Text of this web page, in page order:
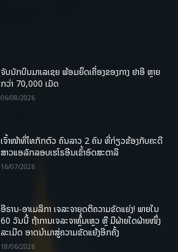
ຈັບນັກບິນມາເລເຊຍ ພ້ອມຍຶດເຄື່ອງຂອງກາງ ຢາອີ ຫຼາຍ
ກວ່າ 70,000 ເມັດ
06/08/2026
ເຈົ້າໜ້າທີ່ໄທກັກຕົວ ຄົນລາວ 2 ຄົນ ທີ່ກ່ຽວຂ້ອງກັບຄະດີ
ສາວແອລັກລອບເຮໂຣອີນເຂົ້າອົດສະຕາລີ
16/07/2026
ອີຣານ-ອາເມລິກາ ເຈລະຈາຍຸດຕິຄວາມຂັດແຍ່ງ! ພາຍໃນ
60 ວັນນີ້ ຖ້າການເຈລະຈາຫຼົ້ມເຫຼວ ຫຼື ມີຝ່າຍໃດຝ່າຍໜຶ່ງ
ລະເມີດ ອາດນໍາມາສູ່ຄວາມຂັດແຍ້ງອີກຄັ້ງ
18/06/2026